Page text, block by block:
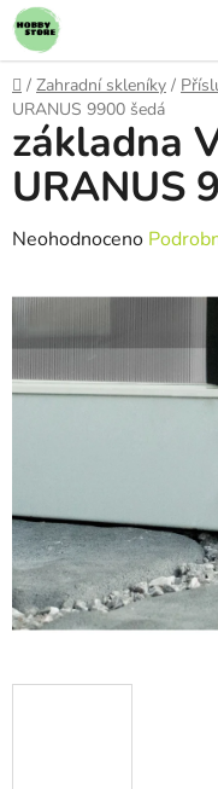
Přejít
na
obsah
Domů
/ Zahradní skleníky /
URANUS 9900 šedá
základna
URANUS
Průměrné
produktu
je
z
Neohodnoceno